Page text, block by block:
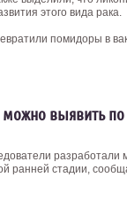
этого вида рака.
помидоры в
можно выявить
ранней стадии,